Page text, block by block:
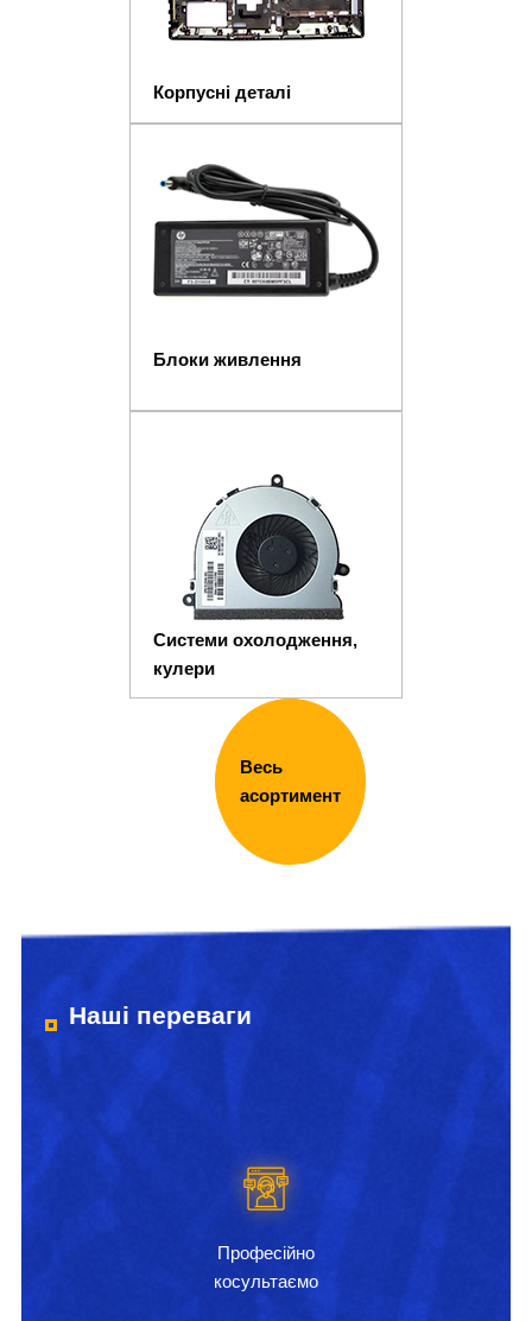
Корпусні деталі
Блоки живлення
Системи охолодження,
кулери
Весь
асортимент
Наші переваги
Професійно
косультаємо